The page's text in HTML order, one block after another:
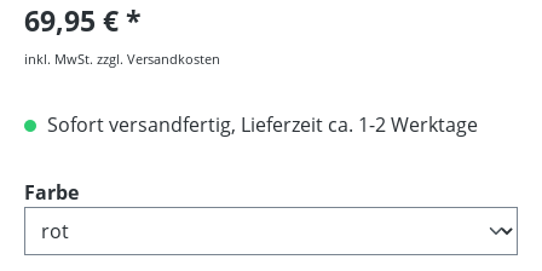
69,95 €
inkl. MwSt. zzgl. Versandkosten
Sofort versandfertig, Lieferzeit ca. 1-2 Werktage
Farbeauswählen